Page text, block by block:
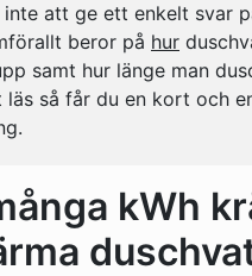
inte att ge ett enkelt svar
beror på hur
samt hur länge man
läs så får du en kort och
kWh